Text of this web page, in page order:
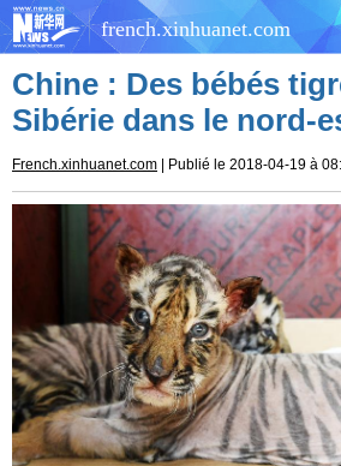
french.xinhuanet.com
CHINE
CULTURE
SANTÉ
SCI&TECH
TOURISME
DOSSIERS
Chine : Des bébés
Sibérie dans le nord-
French.xinhuanet.com | Publié le 2018-04-19 à